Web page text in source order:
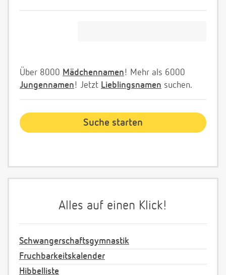
Über 8000 Mädchennamen! Mehr als 6000
Jungennamen! Jetzt Lieblingsnamen suchen.
Alles auf einen Klick!
Schwangerschaftsgymnastik
Fruchbarkeitskalender
Hibbelliste